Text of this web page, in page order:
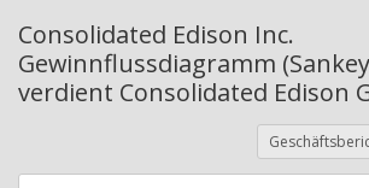
Consolidated Edison Inc.
Gewinnflussdiagramm
verdient Consolidated Edison